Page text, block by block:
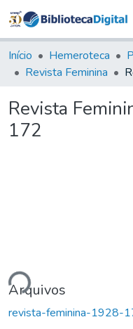
Início Hemeroteca
Revista Feminina
Revista
172
Arquivos
revista-feminina-1928-